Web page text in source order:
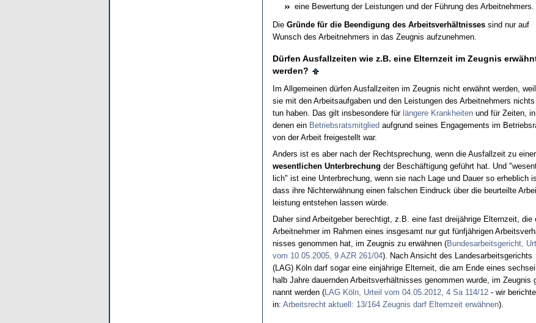
ei­ne Be­wer­tung der Leis­tun­gen und der Führung des Ar­beit­neh­mers.
Die Gründe für die Be­en­di­gung des Ar­beits­verhält­nis­sessind nur auf
Wunsch des Ar­beit­neh­mers in das Zeug­nis auf­zu­neh­men.
Dürfen Aus­fall­zei­ten wie z.B. ei­ne El­tern­zeit im Zeug­nis
wer­den?
Im All­ge­mei­nen dürfen Aus­fall­zei­ten im Zeug­nis nicht erwähnt wer­den, weil
sie mit den Ar­beits­auf­ga­ben und den Leis­tun­gen des Ar­beit­neh­mers
tun ha­ben. Das gilt ins­be­son­de­re für länge­re Krank­hei­tenund für Zei­ten, in
de­nen ein Be­triebs­rats­mit­glied auf­grund sei­nes En­ga­ge­ments im
von der Ar­beit frei­ge­stellt war.
An­ders ist es aber nach der Recht­spre­chung, wenn die Aus­fall­zeit zu ei­ner
we­sent­li­chen Un­ter­bre­chung der Beschäfti­gung geführt hat. Und
lich" ist ei­ne Un­ter­bre­chung, wenn sie nach La­ge und Dau­er so er­heb­lich
dass ih­re Nich­terwähnung ei­nen fal­schen Ein­druck über die be­ur­teil­te
leis­tung ent­ste­hen las­sen würde.
Da­her sind Ar­beit­ge­ber be­rech­tigt, z.B. ei­ne fast dreijähri­ge El­tern­zeit, die
Ar­beit­neh­mer im Rah­men ei­nes ins­ge­samt nur gut fünfjähri­gen
nis­ses ge­nom­men hat, im Zeug­nis zu erwähnen (Bun­des­ar­beits­ge­richt,
vom 10.05.2005, 9 AZR 261/04). Nach An­sicht des Lan­des­ar­beits­ge­richts
(LAG) Köln darf so­gar ei­ne einjähri­ge El­ter­neit, die am En­de ei­nes
halb Jah­re dau­ern­den Ar­beits­verhält­nis­ses ge­nom­men wur­de, im Zeug­nis
nannt wer­den (LAG Köln, Ur­teil vom 04.05.2012, 4 Sa 114/12- wir
in: Ar­beits­recht ak­tu­ell: 13/164 Zeug­nis darf El­tern­zeit erwähnen).